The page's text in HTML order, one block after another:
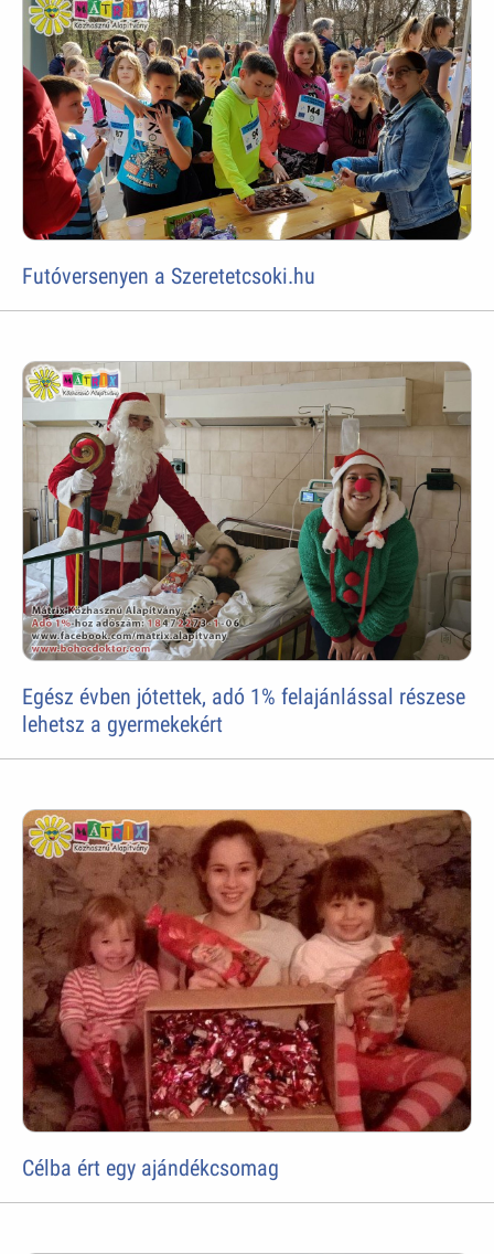
Futóversenyen a Szeretetcsoki.hu
Egész évben jótettek, adó 1% felajánlással részese
lehetsz a gyermekekért
Célba ért egy ajándékcsomag